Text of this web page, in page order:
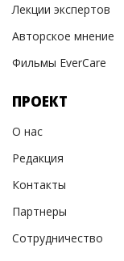
Лекции экспертов
Авторское мнение
Фильмы EverCare
ПРОЕКТ
О нас
Редакция
Контакты
Партнеры
Сотрудничество